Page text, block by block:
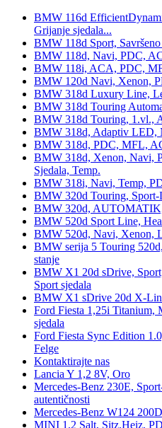
BMW 116d
Grijanje sjedala...
BMW 118d Sport, Savršeno
BMW 118d, Navi, PDC,
BMW 118i, ACA, PDC,
BMW 120d Navi, Xenon,
BMW 318d Luxury Line,
BMW 318d Touring
BMW 318d Touring, 1.vl.,
BMW 318d, Adaptiv
BMW 318d, PDC, MFL,
BMW 318d, Xenon, Navi,
Sjedala, Temp.
BMW 318i, Navi, Temp,
BMW 320d Touring, Sport-
BMW 320d,
BMW 520d Sport Line,
BMW 520d, Navi, Xenon,
BMW serija 5 Touring
stanje
BMW X1 20d sDrive,
Sport sjedala
BMW X1 sDrive 20d X-
Ford Fiesta 1,25i
sjedala
Ford Fiesta Sync Edition
Felge
Kontaktirajte nas
Lancia Y 1,2 8V, Oro
Mercedes-Benz 230E,
autentičnosti
Mercedes-Benz W124
MINI 1.2 Salt, Sitz.Heiz,